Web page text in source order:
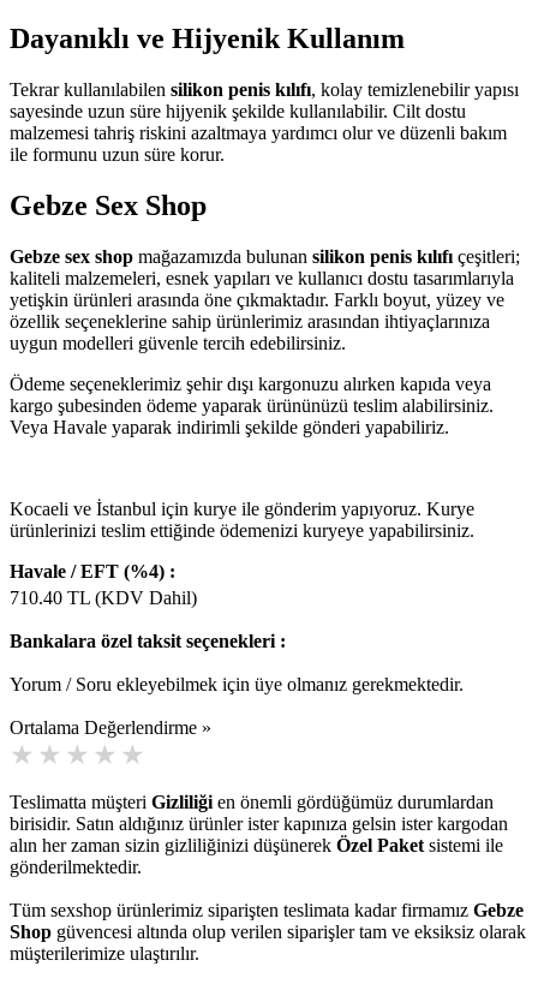
Dayanıklı ve Hijyenik Kullanım
Tekrar kullanılabilen silikon penis kılıfı, kolay temizlenebilir yapısı
sayesinde uzun süre hijyenik şekilde kullanılabilir. Cilt dostu
malzemesi tahriş riskini azaltmaya yardımcı olur ve düzenli bakım
ile formunu uzun süre korur.
Gebze Sex Shop
Gebze sex shop mağazamızda bulunan silikon penis kılıfı çeşitleri;
kaliteli malzemeleri, esnek yapıları ve kullanıcı dostu tasarımlarıyla
yetişkin ürünleri arasında öne çıkmaktadır. Farklı boyut, yüzey ve
özellik seçeneklerine sahip ürünlerimiz arasından ihtiyaçlarınıza
uygun modelleri güvenle tercih edebilirsiniz.
Ödeme seçeneklerimiz şehir dışı kargonuzu alırken kapıda veya
kargo şubesinden ödeme yaparak ürününüzü teslim alabilirsiniz.
Veya Havale yaparak indirimli şekilde gönderi yapabiliriz.
Kocaeli ve İstanbul için kurye ile gönderim yapıyoruz. Kurye
ürünlerinizi teslim ettiğinde ödemenizi kuryeye yapabilirsiniz.
Havale / EFT (%4) :
710.40 TL (KDV Dahil)
Bankalara özel taksit seçenekleri :
Yorum / Soru ekleyebilmek için üye olmanız gerekmektedir.
Ortalama Değerlendirme »
Teslimatta müşteri Gizliliği en önemli gördüğümüz durumlardan
birisidir. Satın aldığınız ürünler ister kapınıza gelsin ister kargodan
alın her zaman sizin gizliliğinizi düşünerek Özel Paket sistemi ile
gönderilmektedir.
Tüm sexshop ürünlerimiz siparişten teslimata kadar firmamız Gebze
Shop güvencesi altında olup verilen siparişler tam ve eksiksiz olarak
müşterilerimize ulaştırılır.